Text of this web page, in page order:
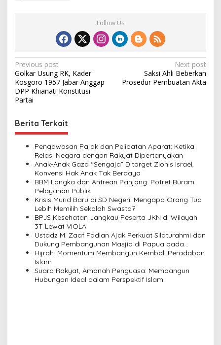
Follow Us
P
o
s
n
a
Previous post
Golkar Usung RK, Kader
Kosgoro 1957 Jabar Anggap
DPP Khianati Konstitusi
Partai
Next post
Saksi Ahli Beberkan
Prosedur Pembuatan Akta
Berita Terkait
Pengawasan Pajak dan Pelibatan Aparat: Ketika
Relasi Negara dengan Rakyat Dipertanyakan
Anak-Anak Gaza “Sengaja” Ditarget Zionis Israel,
Konvensi Hak Anak Tak Berdaya
BBM Langka dan Antrean Panjang: Potret Buram
Pelayanan Publik
Krisis Murid Baru di SD Negeri: Mengapa Orang Tua
Lebih Memilih Sekolah Swasta?
BPJS Kesehatan Jangkau Peserta JKN di Wilayah
3T Lewat VIOLA
Ustadz M. Zaaf Fadlan Ajak Perkuat Silaturahmi dan
Dukung Pembangunan Masjid di Papua pada
Pengajian Yayasan Alimbas Insan Cita
Hijrah: Momentum Membangun Kembali Peradaban
Islam
Suara Rakyat, Amanah Penguasa: Membangun
Hubungan Ideal dalam Perspektif Islam